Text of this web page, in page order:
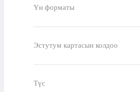
Үн форматы
Эстутум картасын колдоо
Түс